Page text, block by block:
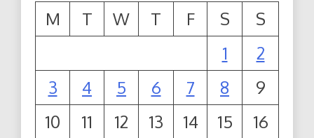
M
T W T F S
S
1
2
3
4 5 6 7 8
9
10
11 12 13 14 15
16